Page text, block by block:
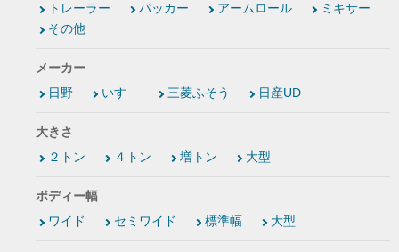
トレーラー
パッカー アームロール
ミキサー
その他
メーカー
日野
いすゞ 三菱ふそう 日産UD
大きさ
２トン
４トン 増トン 大型
ボディー幅
ワイド
セミワイド 標準幅 大型